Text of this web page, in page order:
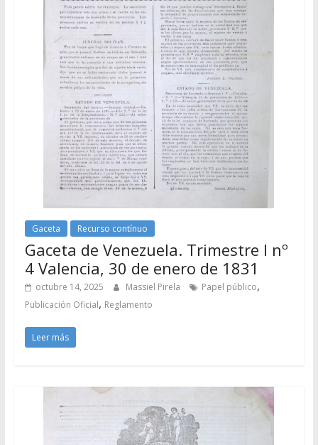
Gaceta Recurso contínuo
Gaceta de Venezuela. Trimestre I nº
4 Valencia, 30 de enero de 1831
octubre 14, 2025 Massiel Pirela Papel público,
Publicación Oficial, Reglamento
Leer más